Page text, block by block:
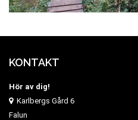
KONTAKT
Hör av dig!
Karlbergs Gård 6
Falun